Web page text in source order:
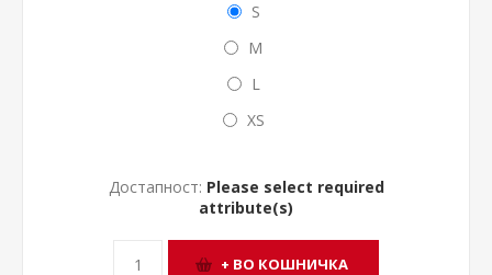
S
M
L
XS
Достапност: Please select required
attribute(s)